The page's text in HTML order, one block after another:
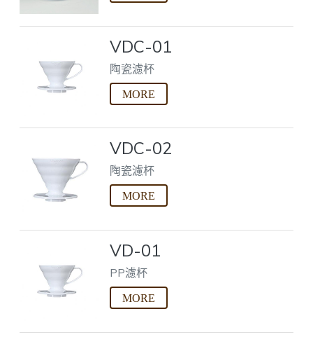
VDC-01
陶瓷濾杯
VDC-02
陶瓷濾杯
VD-01
PP濾杯